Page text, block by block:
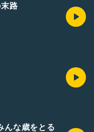
路
な歳をとる